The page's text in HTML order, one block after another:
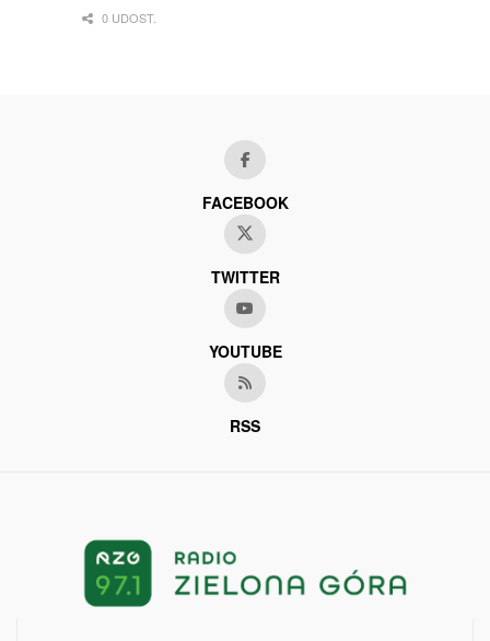
0 UDOST.
FACEBOOK
TWITTER
YOUTUBE
RSS